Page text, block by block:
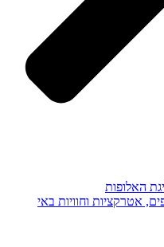
האלופות
אטרקציות וחוויות באי